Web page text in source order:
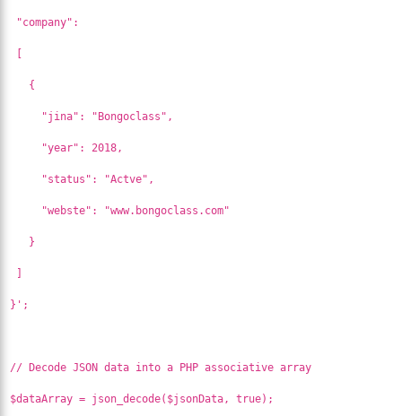
"company":
{
"jina": "Bongoclass",
"year": 2018,
"status": "Actve",
"webste": "www.bongoclass.com"
}
}';
// Decode JSON data into a PHP associative array
$dataArray = json_decode($jsonData, true);